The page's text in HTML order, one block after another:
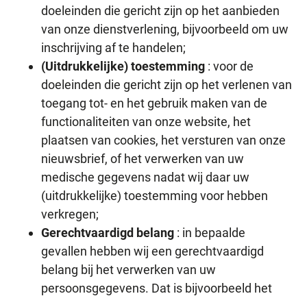
doeleinden die gericht zijn op het aanbieden
van onze dienstverlening, bijvoorbeeld om uw
inschrijving af te handelen;
(Uitdrukkelijke) toestemming : voor de
doeleinden die gericht zijn op het verlenen van
toegang tot- en het gebruik maken van de
functionaliteiten van onze website, het
plaatsen van cookies, het versturen van onze
nieuwsbrief, of het verwerken van uw
medische gegevens nadat wij daar uw
(uitdrukkelijke) toestemming voor hebben
verkregen;
Gerechtvaardigd belang : in bepaalde
gevallen hebben wij een gerechtvaardigd
belang bij het verwerken van uw
persoonsgegevens. Dat is bijvoorbeeld het